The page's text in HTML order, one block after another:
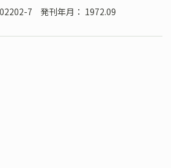
7
発刊年月： 1972.09